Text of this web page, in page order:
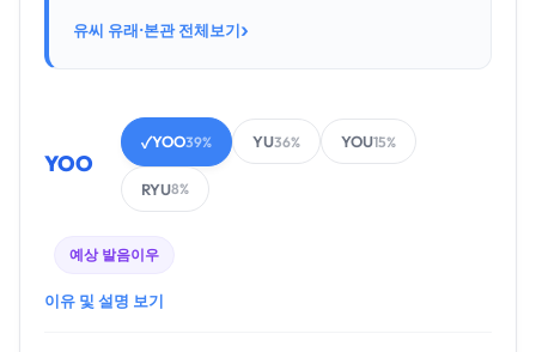
유씨 유래·본관 전체보기›
YOO
✓YOO39% YU36% YOU15%
RYU8%
예상 발음이우
이유 및 설명 보기